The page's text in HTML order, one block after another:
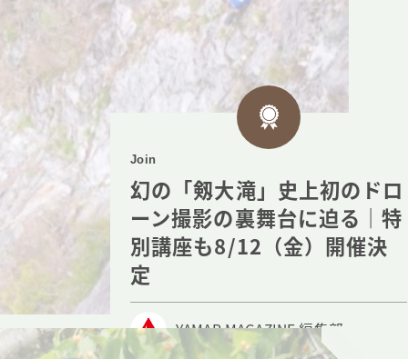
Join
幻の「剱大滝」史上初のドロ
ーン撮影の裏舞台に迫る｜特
別講座も8/12（金）開催決
定
YAMAP MAGAZINE 編集部